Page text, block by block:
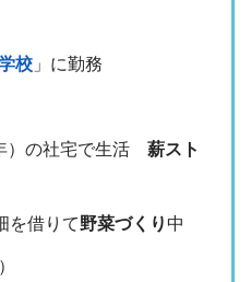
校 」に勤務
）の社宅で生活薪スト
を借りて野菜づくり中